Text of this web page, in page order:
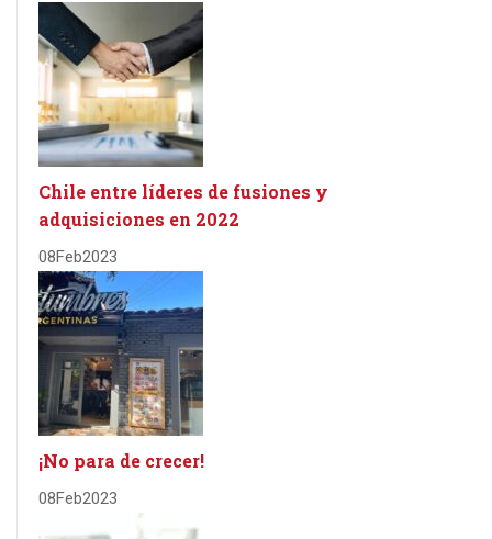
Chile entre líderes de fusiones y
adquisiciones en 2022
08Feb2023
¡No para de crecer!
08Feb2023